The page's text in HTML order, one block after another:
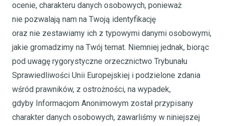
ocenie, charakteru danych osobowych, ponieważ
nie pozwalają nam na Twoją identyfikację
oraz nie zestawiamy ich z typowymi danymi osobowymi,
jakie gromadzimy na Twój temat. Niemniej jednak, biorąc
pod uwagę rygorystyczne orzecznictwo Trybunału
Sprawiedliwości Unii Europejskiej i podzielone zdania
wśród prawników, z ostrożności, na wypadek,
gdyby Informacjom Anonimowym został przypisany
charakter danych osobowych, zawarliśmy w niniejszej